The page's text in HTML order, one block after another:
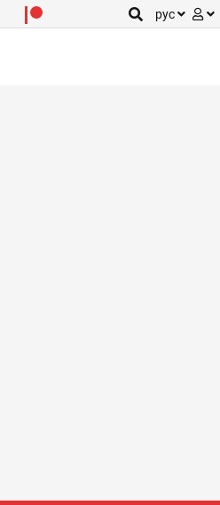
рус